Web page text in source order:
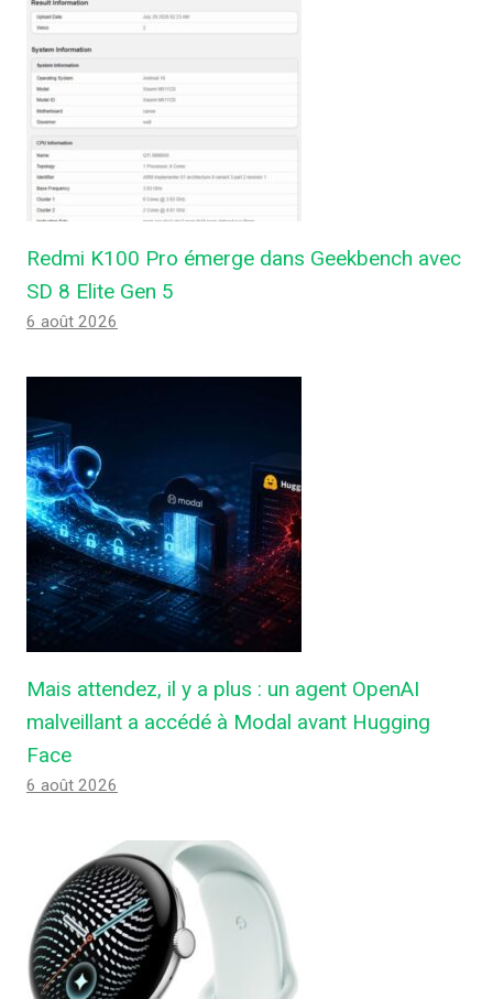
Redmi K100 Pro émerge dans Geekbench avec
SD 8 Elite Gen 5
6 août 2026
Mais attendez, il y a plus : un agent OpenAI
malveillant a accédé à Modal avant Hugging
Face
6 août 2026